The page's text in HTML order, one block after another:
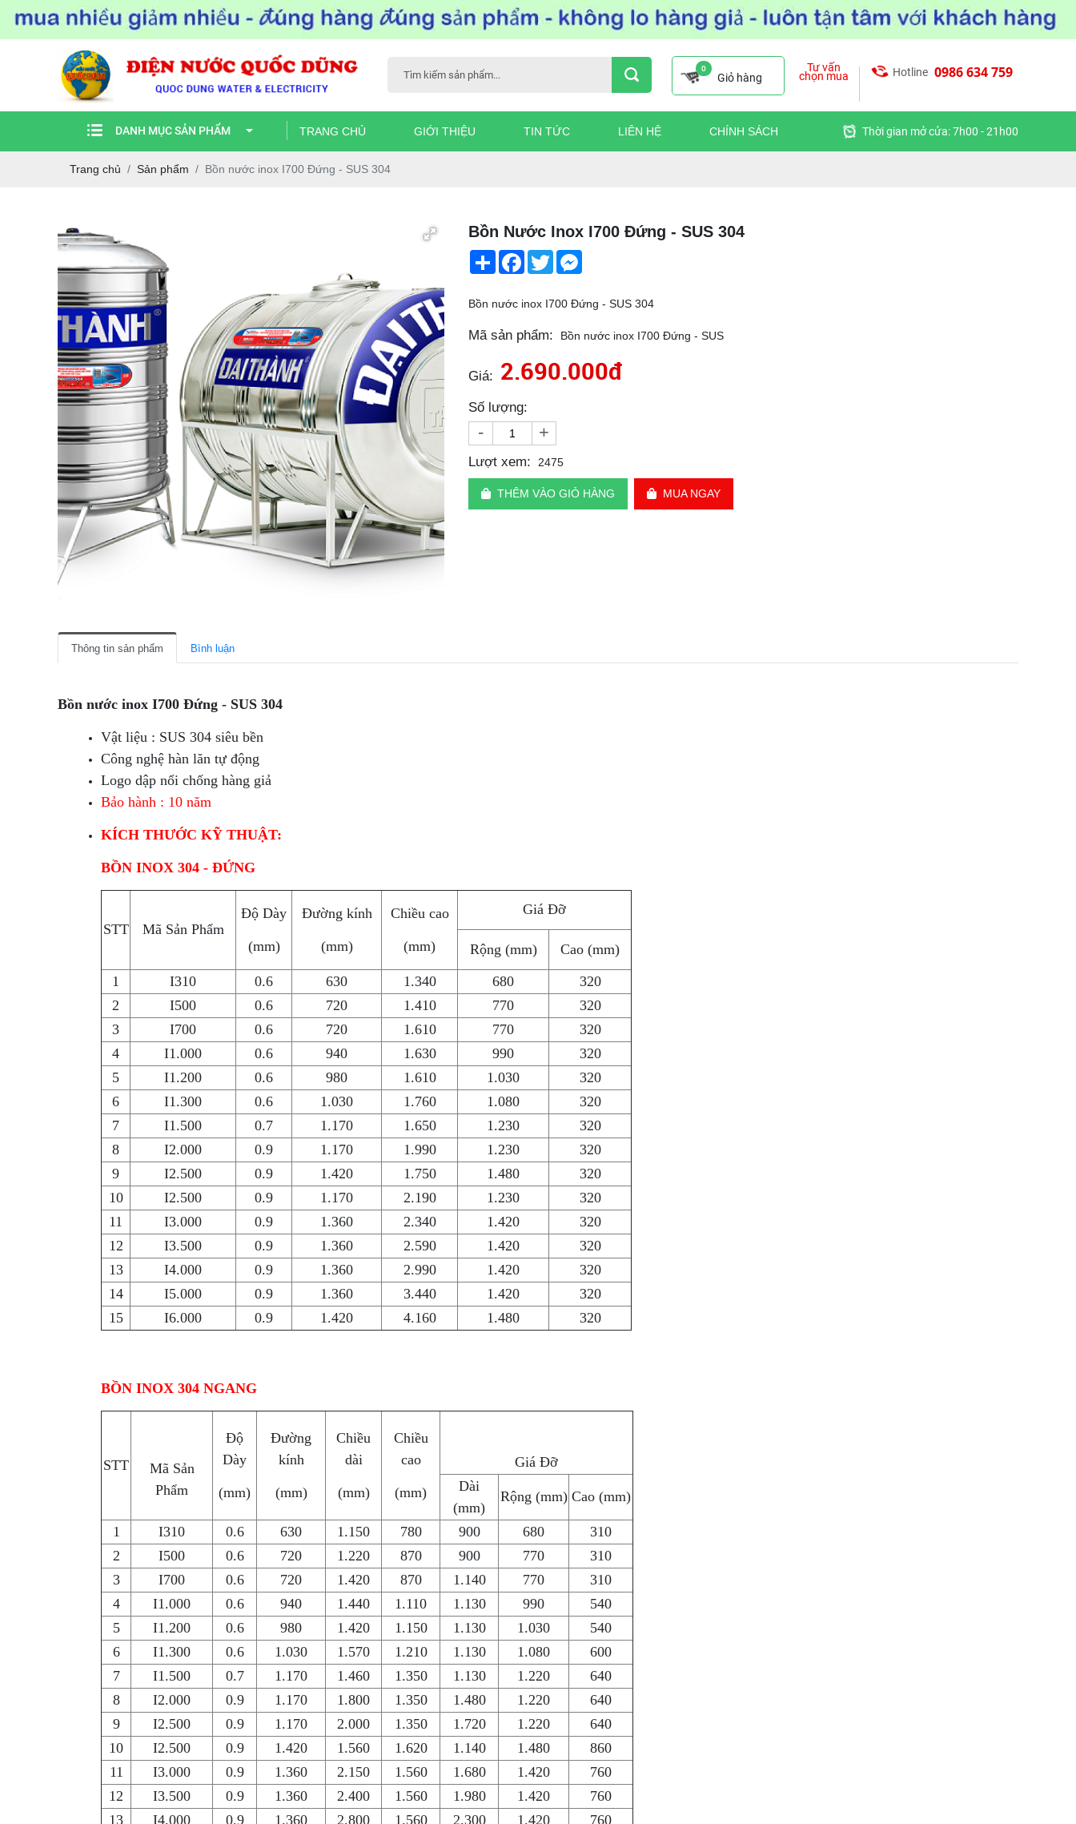
0
Giỏ hàng
Tư vấn
chọn mua Hotline 0986 634 759
DANH MỤC SẢN PHẨM TRANG CHỦ GIỚI THIỆU TIN TỨC LIÊN HỆ CHÍNH SÁCH Thời gian mở cửa: 7h00 - 21h00
Trang chủ Sản phẩm Bồn nước inox I700 Đứng - SUS 304
Bồn Nước Inox I700 Đứng - SUS 304
ShareFacebook
TwitterMessenger
Bồn nước inox I700 Đứng - SUS 304
Mã sản phẩm: Bồn nước inox I700 Đứng - SUS
Giá: 2.690.000đ
Số lượng:
- +
Lượt xem: 2475
THÊM VÀO GIỎ HÀNG MUA NGAY
Thông tin sản phẩm Bình luận
Bồn nước inox I700 Đứng - SUS 304
Vật liệu : SUS 304 siêu bền
Công nghệ hàn lăn tự động
Logo dập nổi chống hàng giả
Bảo hành : 10 năm
KÍCH THƯỚC KỸ THUẬT:
BỒN INOX 304 - ĐỨNG
STT Mã Sản Phẩm
Độ Dày
(mm)
Đường kính
(mm)
Chiều cao
(mm)
Giá Đỡ
Rộng (mm)
Cao (mm)
1
I310 0.6 630 1.340 680
320
2
I500 0.6 720 1.410 770
320
3
I700 0.6 720 1.610 770
320
4
I1.000 0.6 940 1.630 990
320
5
I1.200 0.6 980 1.610 1.030
320
6
I1.300 0.6 1.030 1.760 1.080
320
7
I1.500 0.7 1.170 1.650 1.230
320
8
I2.000 0.9 1.170 1.990 1.230
320
9
I2.500 0.9 1.420 1.750 1.480
320
10
I2.500 0.9 1.170 2.190 1.230
320
11
I3.000 0.9 1.360 2.340 1.420
320
12
I3.500 0.9 1.360 2.590 1.420
320
13
I4.000 0.9 1.360 2.990 1.420
320
14
I5.000 0.9 1.360 3.440 1.420
320
15
I6.000 0.9 1.420 4.160 1.480 320
BỒN INOX 304 NGANG
STT
Mã Sản
Phẩm
Độ
Dày
(mm)
Đường
kính
(mm)
Chiều
dài
(mm)
Chiều
cao
(mm)
Giá Đỡ
Dài
(mm)
Rộng (mm) Cao (mm)
1 I310 0.6 630 1.150 780 900 680
310
2
I500 0.6 720 1.220 870 900 770
310
3
I700 0.6 720 1.420 870 1.140 770
310
4
I1.000 0.6 940 1.440 1.110 1.130 990
540
5
I1.200 0.6 980 1.420 1.150 1.130 1.030
540
6
I1.300 0.6 1.030 1.570 1.210 1.130 1.080
600
7
I1.500 0.7 1.170 1.460 1.350 1.130 1.220
640
8
I2.000 0.9 1.170 1.800 1.350 1.480 1.220
640
9
I2.500 0.9 1.170 2.000 1.350 1.720 1.220
640
10
I2.500 0.9 1.420 1.560 1.620 1.140 1.480
860
11
I3.000 0.9 1.360 2.150 1.560 1.680 1.420
760
12
I3.500 0.9 1.360 2.400 1.560 1.980 1.420
760
13
I4.000 0.9 1.360 2.800 1.560 2.300 1.420
760